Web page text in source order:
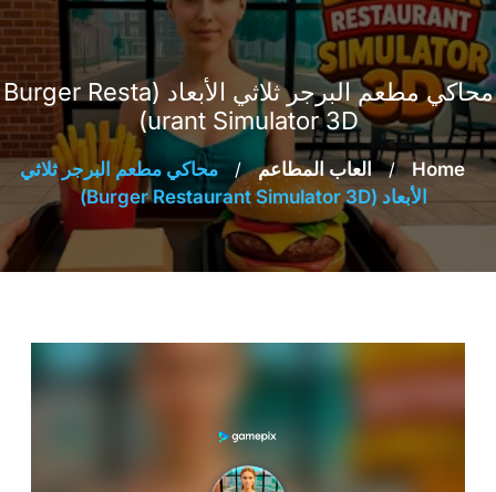
محاكي مطعم البرجر ثلاثي الأبعاد (Burger Resta
urant Simulator 3D)
Home
/ العاب المطاعم /
محاكي مطعم البرجر ثلاثي
الأبعاد (Burger Restaurant Simulator 3D)